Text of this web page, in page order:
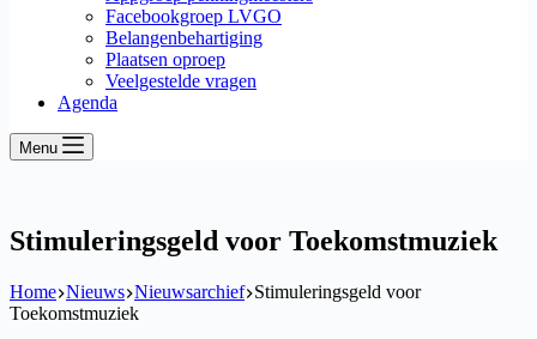
Facebookgroep LVGO
Belangenbehartiging
Plaatsen oproep
Veelgestelde vragen
Agenda
Menu
Stimuleringsgeld voor Toekomstmuziek
Home Nieuws Nieuwsarchief Stimuleringsgeld voor
Toekomstmuziek